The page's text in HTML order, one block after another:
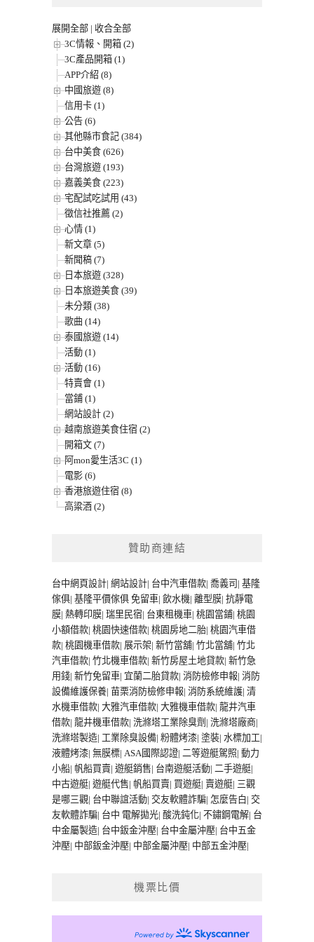
展開全部 | 收合全部
3C情報、開箱 (2)
3C產品開箱 (1)
APP介紹 (8)
中國旅遊 (8)
信用卡 (1)
公告 (6)
其他縣市食記 (384)
台中美食 (626)
台灣旅遊 (193)
嘉義美食 (223)
宅配試吃試用 (43)
徵信社推薦 (2)
心情 (1)
新文章 (5)
新聞稿 (7)
日本旅遊 (328)
日本旅遊美食 (39)
未分類 (38)
歌曲 (14)
泰國旅遊 (14)
活動 (1)
活動 (16)
特賣會 (1)
當鋪 (1)
網站設計 (2)
越南旅遊美食住宿 (2)
開箱文 (7)
阿mon愛生活3C (1)
電影 (6)
香港旅遊住宿 (8)
高粱酒 (2)
贊助商連結
台中網頁設計| 網站設計| 台中汽車借款| 喬義司 | 基隆
傢俱| 基隆平價傢俱 免留車| 飲水機| 離型膜| 抗靜電
膜| 熱轉印膜| 瑞里民宿| 台東租機車| 桃園當鋪| 桃園
小額借款| 桃園快速借款| 桃園房地二胎| 桃園汽車借
款| 桃園機車借款| 展示架| 新竹當舖| 竹北當舖| 竹北
汽車借款| 竹北機車借款| 新竹房屋土地貸款| 新竹急
用錢| 新竹免留車| 宜蘭二胎貸款| 消防檢修申報| 消防
設備維護保養| 苗栗消防檢修申報| 消防系統維護| 清
水機車借款| 大雅汽車借款| 大雅機車借款| 龍井汽車
借款| 龍井機車借款| 洗滌塔工業除臭劑 | 洗滌塔廠商|
洗滌塔製造| 工業除臭設備| 粉體烤漆| 塗裝| 水標加工|
液體烤漆| 無膜標| ASA國際認證| 二等遊艇駕照| 動力
小船| 帆船買賣| 遊艇銷售| 台南遊艇活動| 二手遊艇|
中古遊艇| 遊艇代售| 帆船買賣| 買遊艇| 賣遊艇| 三觀
是哪三觀| 台中聯誼活動| 交友軟體詐騙| 怎麼告白| 交
友軟體詐騙| 台中 電解拋光| 酸洗鈍化| 不鏽鋼電解| 台
中金屬製造| 台中鈑金沖壓| 台中金屬沖壓| 台中五金
沖壓| 中部鈑金沖壓| 中部金屬沖壓| 中部五金沖壓|
機票比價